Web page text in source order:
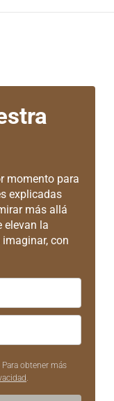
momento para
explicadas
más allá
elevan la
con
obtener más
.